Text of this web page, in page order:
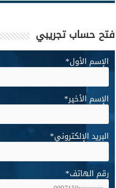
فتح حساب تجريبي
الإسم الأول*
الإسم الأخير*
البريد الإلكتروني*
رقم الهاتف*